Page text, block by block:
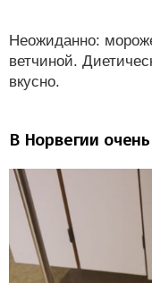
Неожиданно:
ветчиной.
вкусно.
В Норвегии